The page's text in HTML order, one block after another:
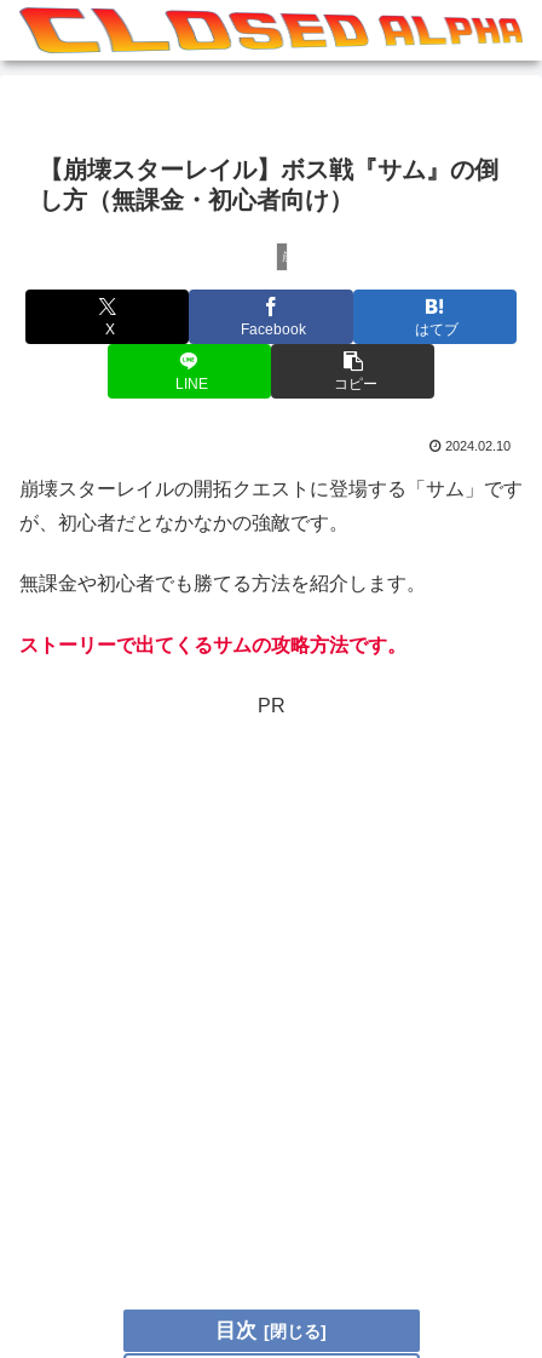
【崩壊スターレイル】ボス戦『サム』の倒
し方（無課金・初心者向け）
崩壊シリーズ
X Facebook はてブ
LINE コピー
2024.02.10
崩壊スターレイルの開拓クエストに登場する「サム」です
が、初心者だとなかなかの強敵です。
無課金や初心者でも勝てる方法を紹介します。
ストーリーで出てくるサムの攻略方法です。
PR
目次